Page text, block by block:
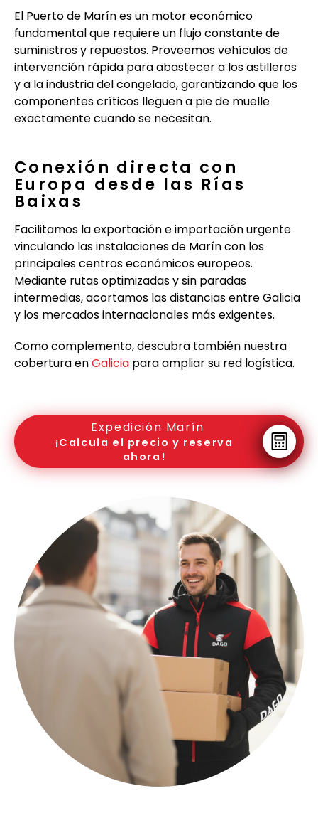
El Puerto de Marín es un motor económico
fundamental que requiere un flujo constante de
suministros y repuestos. Proveemos vehículos de
intervención rápida para abastecer a los astilleros
y a la industria del congelado, garantizando que los
componentes críticos lleguen a pie de muelle
exactamente cuando se necesitan.
Conexión directa con
Europa desde las Rías
Baixas
Facilitamos la exportación e importación urgente
vinculando las instalaciones de Marín con los
principales centros económicos europeos.
Mediante rutas optimizadas y sin paradas
intermedias, acortamos las distancias entre Galicia
y los mercados internacionales más exigentes.
Como complemento, descubra también nuestra
cobertura enGalicia para ampliar su red logística.
Expedición Marín
¡Calcula el precio y reserva
ahora!